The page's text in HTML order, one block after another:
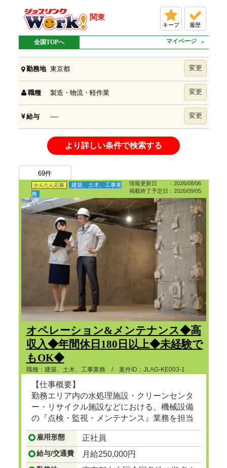
関東
キープ 履歴
全国TOPへ マイページ
勤務地 東京都 変更
職種 製造・物流・軽作業 変更
給与 ---- 変更
より詳しい条件で検索する
69件
情報更新日 ：2026/08/06
掲載終了予定日：2026/09/05
かんたん応募
建築、土木、工事業
務
オペレーション&メンテナンス◆高
収入◆年間休日180日以上◆未経験で
もOK◆
職種：建築、土木、工事業務 / 案件ID：JLAG-KE003-1
【仕事概要】
勤務エリア内の水処理施設・クリーンセンタ
ー・リサイクル施設などにおける、機械設備
の『点検・監視・メンテナンス』業務を担当
頂きます。
...つづきを見る
雇用形態 正社員
給与/交通費 月給250,000円